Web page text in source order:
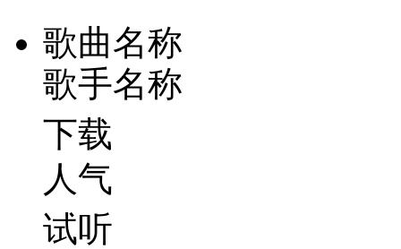
歌曲名称
歌手名称
下载
人气
试听